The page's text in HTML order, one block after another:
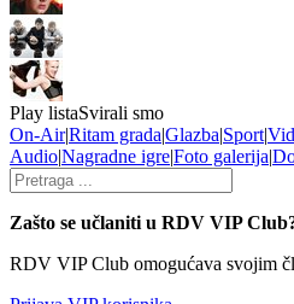
Play listaSvirali smo
On-Air|Ritam grada|Glazba|Sport|
Audio|Nagradne igre|Foto galerija|
Zašto se učlaniti u RDV VIP
RDV VIP Club omogućava svojim